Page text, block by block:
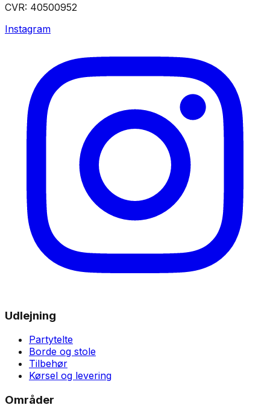
CVR: 40500952
Instagram
Udlejning
Partytelte
Borde og stole
Tilbehør
Kørsel og levering
Områder